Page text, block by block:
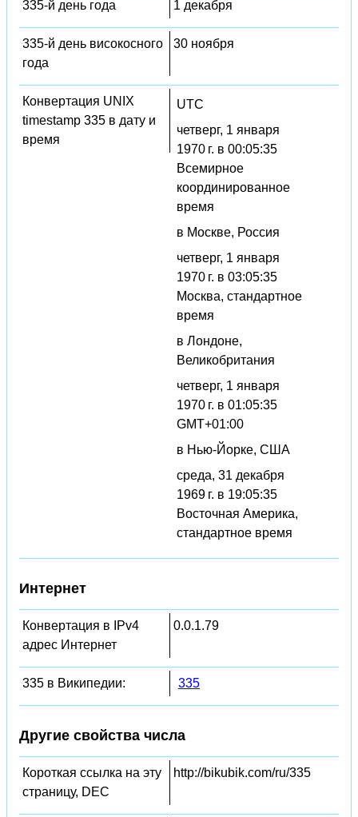
335-й день года 1 декабря
335-й день високосного
года
30 ноября
Конвертация UNIX
timestamp 335 в дату и
время
UTC
четверг, 1 января
1970 г. в 00:05:35
Всемирное
координированное
время
в Москве, Россия
четверг, 1 января
1970 г. в 03:05:35
Москва, стандартное
время
в Лондоне,
Великобритания
четверг, 1 января
1970 г. в 01:05:35
GMT+01:00
в Нью-Йорке, США
среда, 31 декабря
1969 г. в 19:05:35
Восточная Америка,
стандартное время
Интернет
Конвертация в IPv4
адрес Интернет
0.0.1.79
335 в Википедии: 335
Другие свойства числа
Короткая ссылка на эту
страницу, DEC
http://bikubik.com/ru/335